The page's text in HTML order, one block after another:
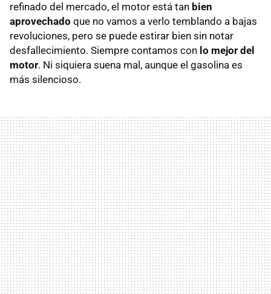
refinado del mercado, el motor está tan bien
aprovechado que no vamos a verlo temblando a bajas
revoluciones, pero se puede estirar bien sin notar
desfallecimiento. Siempre contamos con lo mejor del
motor. Ni siquiera suena mal, aunque el gasolina es
más silencioso.